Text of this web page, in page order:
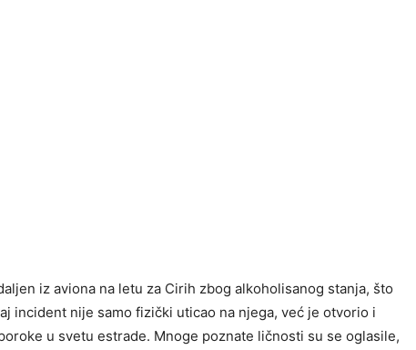
iz aviona na letu za Cirih zbog alkoholisanog stanja, što
incident nije samo fizički uticao na njega, već je otvorio i
u svetu estrade. Mnoge poznate ličnosti su se oglasile,